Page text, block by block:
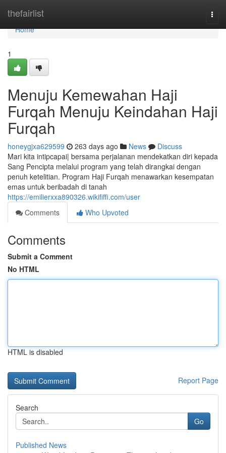
thefairlist
Home
Home
1
Menuju Kemewahan Haji
Furqah Menuju Keindahan Haji
Furqah
honeygjxa629599 263 days ago News
Discuss
Mari kita intipcapai| bersama perjalanan mendekatkan diri kepada
Sang Pencipta melalui program yang telah dirangkai dengan
penuh ketelitian. Program Haji Furqah menawarkan kesempatan
emas untuk beribadah di tanah
https://emilierxxa890326.wikififfi.com/user
Comments
Who Upvoted
Comments
Submit a Comment
No HTML
HTML is disabled
Report Page
Search
Go
Published News